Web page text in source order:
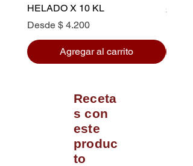
HELADO X 10 KL
Desde $ 4.200
Precio de oferta
Agregar al carrito
Precio
$ 9.600
Receta
s con
este
produc
to